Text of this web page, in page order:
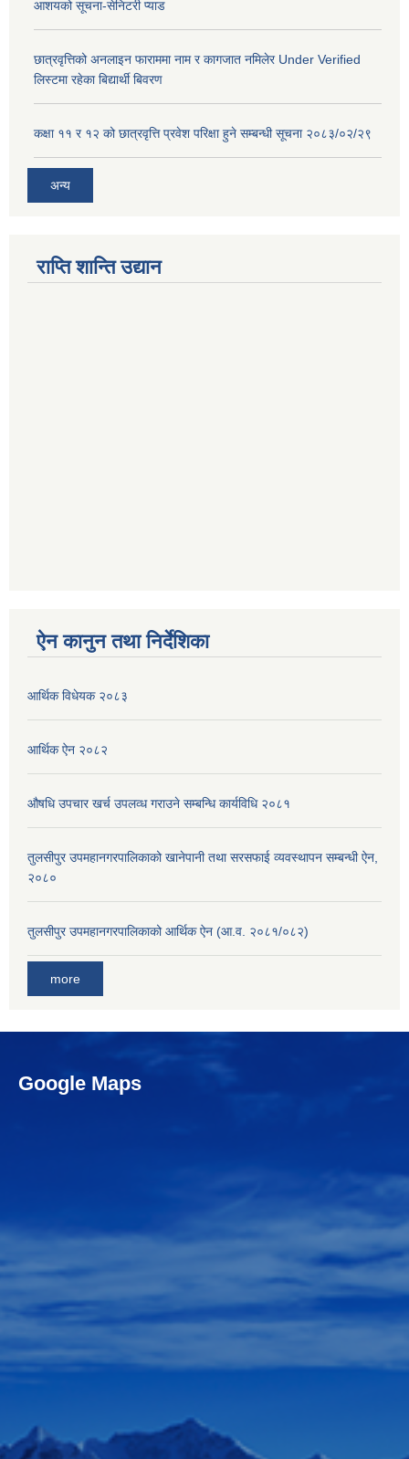
आशयको सूचना-सेनिटरी प्याड
छात्रवृत्तिको अनलाइन फाराममा नाम र कागजात नमिलेर Under Verified
लिस्टमा रहेका बिद्यार्थी बिवरण
कक्षा ११ र १२ को छात्रवृत्ति प्रवेश परिक्षा हुने सम्बन्धी सूचना २०८३/०२/२९
अन्य
राप्ति शान्ति उद्यान
ऐन कानुन तथा निर्देशिका
आर्थिक विधेयक २०८३
आर्थिक ऐन २०८२
औषधि उपचार खर्च उपलव्ध गराउने सम्बन्धि कार्यविधि २०८१
तुलसीपुर उपमहानगरपालिकाको खानेपानी तथा सरसफाई व्यवस्थापन सम्बन्धी ऐन,
२०८०
तुलसीपुर उपमहानगरपालिकाको आर्थिक ऐन (आ.व. २०८१/०८२)
more
Google Maps